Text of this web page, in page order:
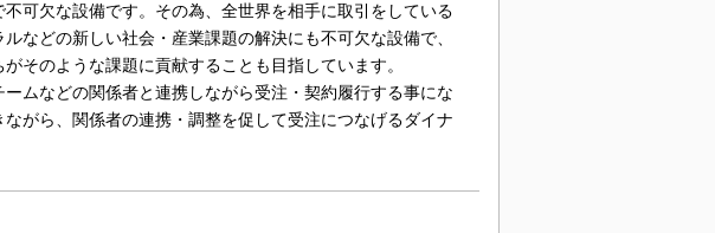
可欠な設備です。その為、全世界を相手に取引をしている
などの新しい社会・産業課題の解決にも不可欠な設備で、
そのような課題に貢献することも目指しています。
ムなどの関係者と連携しながら受注・契約履行する事にな
がら、関係者の連携・調整を促して受注につなげるダイナ